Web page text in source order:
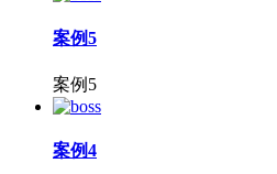
案例5
案例5
案例4